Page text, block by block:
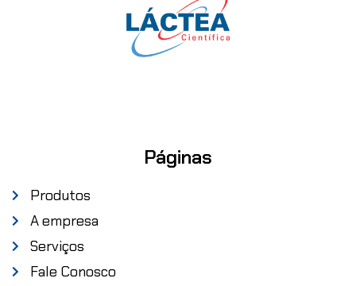
Páginas
Produtos
A empresa
Serviços
Fale Conosco